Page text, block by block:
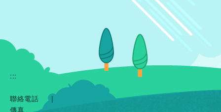
:::
聯絡電話
|
傳真